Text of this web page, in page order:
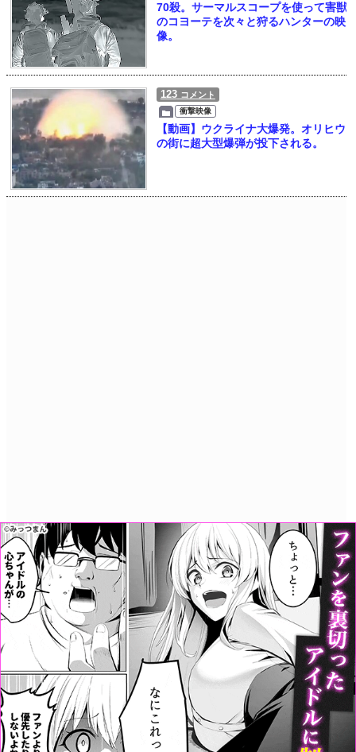
70殺。サーマルスコープを使って害獣
のコヨーテを次々と狩るハンターの映
像。
123 コメント
衝撃映像
【動画】ウクライナ大爆発。オリヒウ
の街に超大型爆弾が投下される。